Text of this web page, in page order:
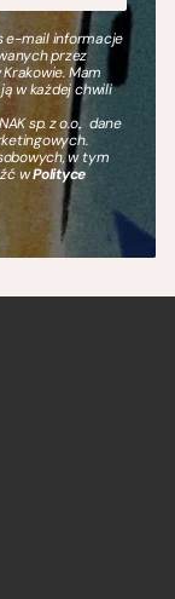
e-mail informacje
przez
Mam
w każdej chwili
sp. z o.o., dane
w tym
wPolityce